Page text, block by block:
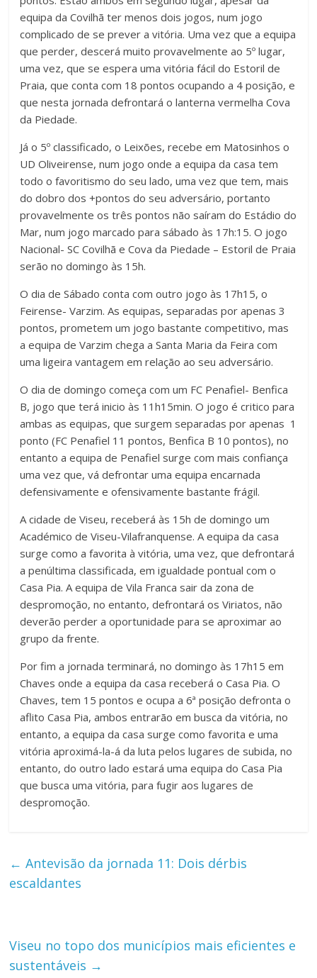
equipa da Covilhã ter menos dois jogos, num jogo
complicado de se prever a vitória. Uma vez que a equipa
que perder, descerá muito provavelmente ao 5º lugar,
uma vez, que se espera uma vitória fácil do Estoril de
Praia, que conta com 18 pontos ocupando a 4 posição, e
que nesta jornada defrontará o lanterna vermelha Cova
da Piedade.
Já o 5º classificado, o Leixões, recebe em Matosinhos o
UD Oliveirense, num jogo onde a equipa da casa tem
todo o favoritismo do seu lado, uma vez que tem, mais
do dobro dos +pontos do seu adversário, portanto
provavelmente os três pontos não saíram do Estádio do
Mar, num jogo marcado para sábado às 17h:15. O jogo
Nacional- SC Covilhã e Cova da Piedade – Estoril de Praia
serão no domingo às 15h.
O dia de Sábado conta com outro jogo às 17h15, o
Feirense- Varzim. As equipas, separadas por apenas 3
pontos, prometem um jogo bastante competitivo, mas
a equipa de Varzim chega a Santa Maria da Feira com
uma ligeira vantagem em relação ao seu adversário.
O dia de domingo começa com um FC Penafiel- Benfica
B, jogo que terá inicio às 11h15min. O jogo é critico para
ambas as equipas, que surgem separadas por apenas 1
ponto (FC Penafiel 11 pontos, Benfica B 10 pontos), no
entanto a equipa de Penafiel surge com mais confiança
uma vez que, vá defrontar uma equipa encarnada
defensivamente e ofensivamente bastante frágil.
A cidade de Viseu, receberá às 15h de domingo um
Académico de Viseu-Vilafranquense. A equipa da casa
surge como a favorita à vitória, uma vez, que defrontará
a penúltima classificada, em igualdade pontual com o
Casa Pia. A equipa de Vila Franca sair da zona de
despromoção, no entanto, defrontará os Viriatos, não
deverão perder a oportunidade para se aproximar ao
grupo da frente.
Por fim a jornada terminará, no domingo às 17h15 em
Chaves onde a equipa da casa receberá o Casa Pia. O
Chaves, tem 15 pontos e ocupa a 6ª posição defronta o
aflito Casa Pia, ambos entrarão em busca da vitória, no
entanto, a equipa da casa surge como favorita e uma
vitória aproximá-la-á da luta pelos lugares de subida, no
entanto, do outro lado estará uma equipa do Casa Pia
que busca uma vitória, para fugir aos lugares de
despromoção.
← Antevisão da jornada 11: Dois dérbis
escaldantes
Viseu no topo dos municípios mais eficientes e
sustentáveis →